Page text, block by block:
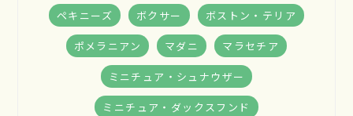
ペキニーズ ボクサー ボストン・テリア
ポメラニアン マダニ マラセチア
ミニチュア・シュナウザー
ミニチュア・ダックスフンド